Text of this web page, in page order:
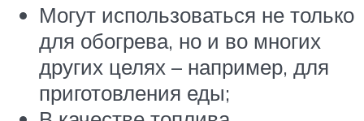
Могут использоваться не только
для обогрева, но и во многих
других целях – например, для
приготовления еды;